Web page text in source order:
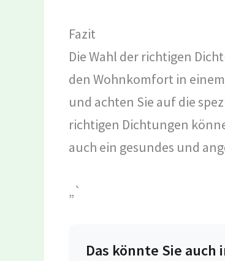
Fazit
Die Wahl der richtigen
den Wohnkomfort in
und achten Sie auf die
richtigen Dichtungen
auch ein gesundes und
„`
Das könnte Sie